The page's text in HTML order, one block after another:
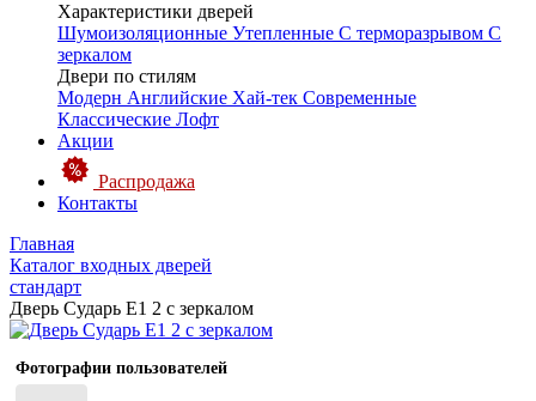
Характеристики дверей
Шумоизоляционные Утепленные С терморазрывом С
зеркалом
Двери по стилям
Модерн Английские Хай-тек Современные
Классические Лофт
Акции
Распродажа
Контакты
Главная
Каталог входных дверей
стандарт
Дверь Сударь E1 2 с зеркалом
Фотографии пользователей